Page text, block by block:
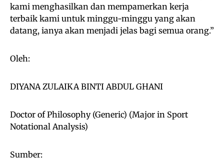
kami menghasilkan dan mempamerkan kerja
terbaik kami untuk minggu-minggu yang akan
datang, ianya akan menjadi jelas bagi semua orang.”
Oleh:
DIYANA ZULAIKA BINTI ABDUL GHANI
Doctor of Philosophy (Generic) (Major in Sport
Notational Analysis)
Sumber: